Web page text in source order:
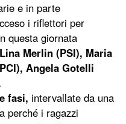
e in parte
i riflettori per
questa giornata
Merlin (PSI), Maria
Angela Gotelli
fasi, intervallate da una
perché i ragazzi